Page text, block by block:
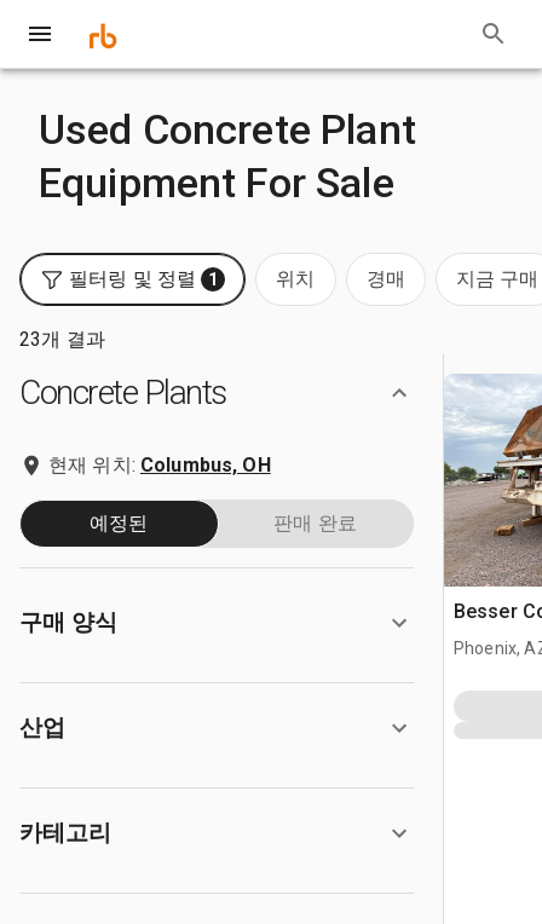
Used Concrete Plant
Equipment For Sale
필터링 및 정렬 1 위치 경매 지금 구매
23개 결과
Concrete Plants
현재 위치: Columbus, OH
예정된 판매 완료
구매 양식
산업
카테고리
Besser
Phoenix,